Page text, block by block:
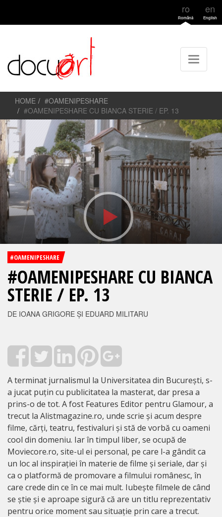
ro
Română
en
English
HOME
#OAMENIPESHARE
#OAMENIPESHARE CU BIANCA STERIE / EP. 13
#OAMENIPESHARE
#OAMENIPESHARE CU BIANCA
STERIE / EP. 13
DE IOANA GRIGORE ȘI EDUARD MILITARU
A terminat jurnalismul la Universitatea din București, s-
a jucat puțin cu publicitatea la masterat, dar presa a
prins-o de tot. A fost Features Editor pentru Glamour, a
trecut la Alistmagazine.ro, unde scrie și acum despre
filme, cărți, teatru, festivaluri și stă de vorbă cu oameni
cool din domeniu. Iar în timpul liber, se ocupă de
Moviecore.ro, site-ul ei personal, pe care l-a gândit ca
un loc al inspirației în materie de filme și seriale, dar și
ca o platformă de promovare a filmului românesc, în
care crede din ce în ce mai mult. Iubește filmele de când
se știe și e aproape sigură că are un titlu reprezentativ
pentru orice moment sau situație prin care a trecut.